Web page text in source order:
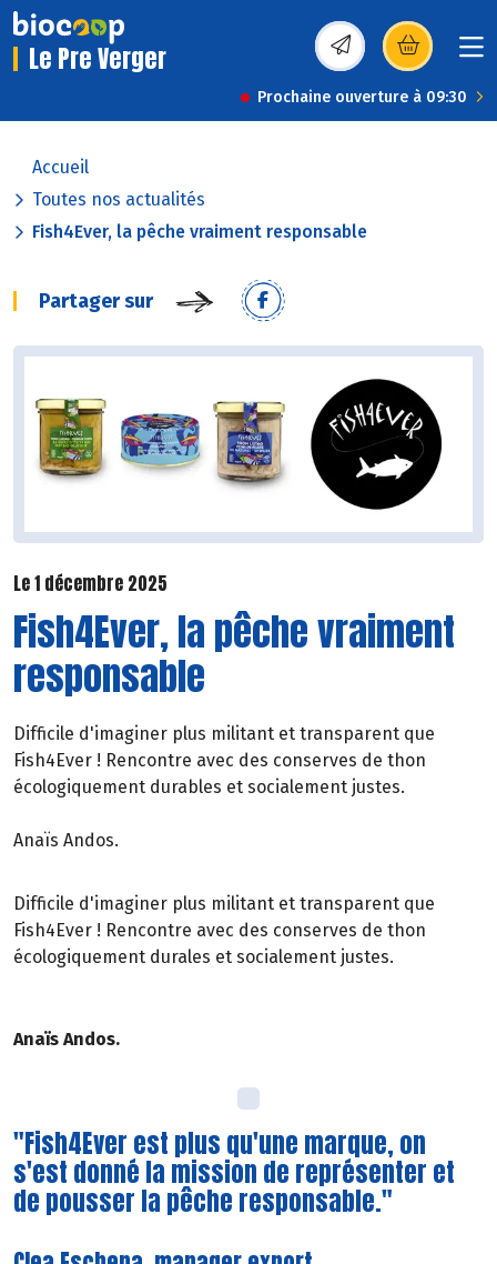
Le Pre Verger (s’ouvre dans une
Prochaine ouverture à 09:30
Accueil
Toutes nos actualités
Fish4Ever, la pêche vraiment responsable
Partager sur
Le 1 décembre 2025
Fish4Ever, la pêche vraiment
responsable
Difficile d'imaginer plus militant et transparent que
Fish4Ever ! Rencontre avec des conserves de thon
écologiquement durables et socialement justes.
Anaïs Andos.
Difficile d'imaginer plus militant et transparent que
Fish4Ever ! Rencontre avec des conserves de thon
écologiquement durales et socialement justes.
Anaïs Andos.
"Fish4Ever est plus qu'une marque, on
s'est donné la mission de représenter et
de pousser la pêche responsable."